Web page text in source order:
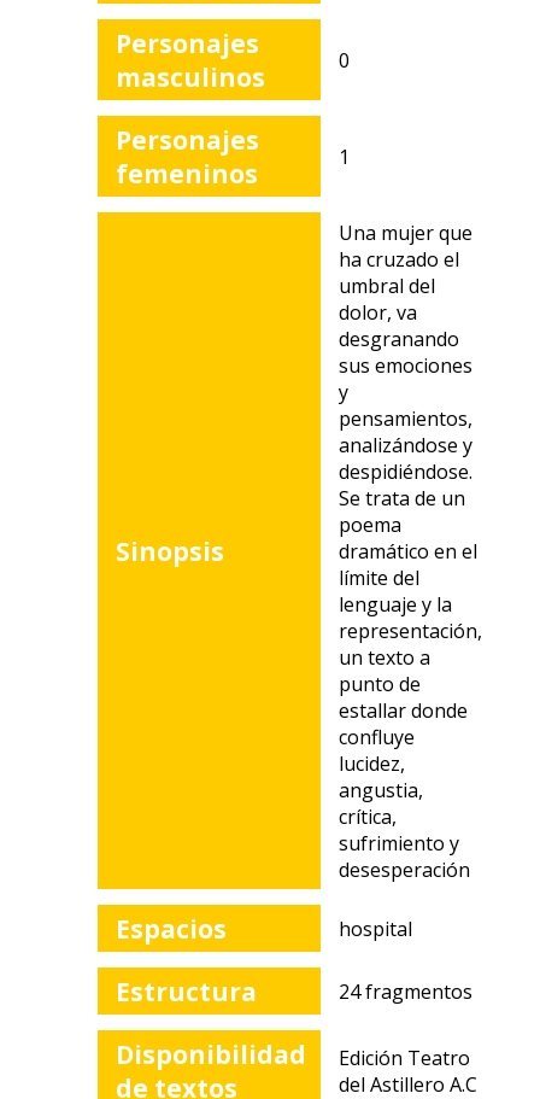
Personajes
masculinos
0
Personajes
femeninos
1
Sinopsis
Una mujer que
ha cruzado el
umbral del
dolor, va
desgranando
sus emociones
y
pensamientos,
analizándose y
despidiéndose.
Se trata de un
poema
dramático en el
límite del
lenguaje y la
representación,
un texto a
punto de
estallar donde
confluye
lucidez,
angustia,
crítica,
sufrimiento y
desesperación
Espacios hospital
Estructura 24 fragmentos
Disponibilidad
de textos
Edición Teatro
del Astillero A.C